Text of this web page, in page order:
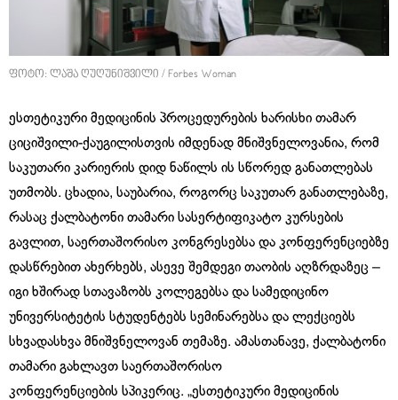
ფოტო: ლაშა ღუღუნიშვილი / Forbes Woman
ესთეტიკური მედიცინის პროცედურების ხარისხი თამარ
ციციშვილი-ქაუგილისთვის იმდენად მნიშვნელოვანია, რომ
საკუთარი კარიერის დიდ ნაწილს ის სწორედ განათლებას
უთმობს. ცხადია, საუბარია, როგორც საკუთარ განათლებაზე,
რასაც ქალბატონი თამარი სასერტიფიკატო კურსების
გავლით, საერთაშორისო კონგრესებსა და კონფერენციებზე
დასწრებით ახერხებს, ასევე შემდეგი თაობის აღზრდაზეც –
იგი ხშირად სთავაზობს კოლეგებსა და სამედიცინო
უნივერსიტეტის სტუდენტებს სემინარებსა და ლექციებს
სხვადასხვა მნიშვნელოვან თემაზე. ამასთანავე, ქალბატონი
თამარი გახლავთ საერთაშორისო
კონფერენციების სპიკერიც. „ესთეტიკური მედიცინის